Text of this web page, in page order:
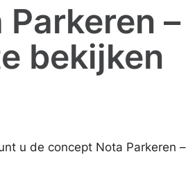
–
bekijken
u de concept Nota Parkeren